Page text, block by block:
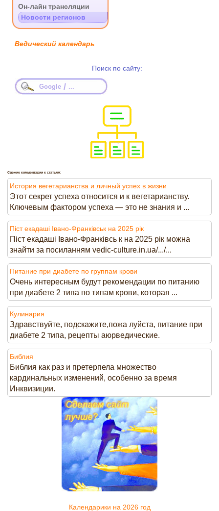
Он-лайн трансляции
Новости регионов
Ведический календарь
Поиск по сайту:
Google / ...
Свежие комментарии к статьям:
История вегетарианства и личный успех в жизни
Этот секрет успеха относится и к вегетарианству.
Ключевым фактором успеха — это не знания и ...
Піст екадаші Івано-Франківськ на 2025 рік
Піст екадаші Івано-Франківсь к на 2025 рік можна
знайти за посиланням vedic-culture.in.ua/.../...
Питание при диабете по группам крови
Очень интересным будут рекомендации по питанию
при диабете 2 типа по типам крови, которая ...
Кулинария
Здравствуйте, подскажите,пожа луйста, питание при
диабете 2 типа, рецепты аюрведические.
Библия
Библия как раз и претерпела множество
кардинальных изменений, особенно за время
Инквизиции.
Календарики на 2026 год